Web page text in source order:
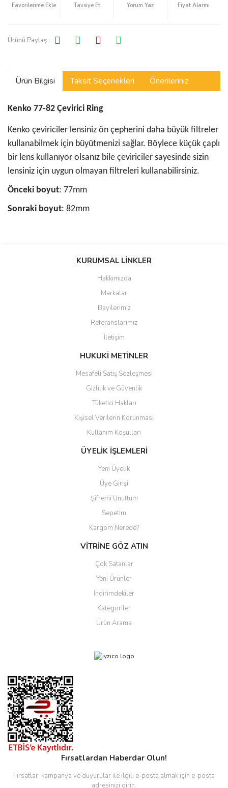
Tavsiye Et Yorum Yaz Fiyat Alarmı
Ürünü Paylaş :
Ürün Bilgisi Taksit Seçenekleri Önerileriniz
Kenko 77-82 Çevirici Ring
Kenko çeviriciler lensiniz ön çepherini daha büyük filtreler
kullanabilmek için büyütmenizi sağlar. Böylece küçük çaplı
bir lens kullanıyor olsanız bile çeviriciler sayesinde sizin
lensiniz için uygun olmayan filtreleri kullanabilirsiniz.
Önceki boyut: 77mm
Sonraki boyut: 82mm
tarafımıza iletebilirsiniz.
Ürün resmi kalitesiz, bozuk veya görüntülenemiyor.
Ürün açıklamasında eksik bilgiler bulunuyor.
Ürün bilgilerinde hatalar bulunuyor.
Ürün fiyatı diğer sitelerden daha pahalı.
Bu ürüne benzer farklı alternatifler olmalı.
Gönder
KURUMSAL LİNKLER
Hakkımızda
Markalar
Bayilerimiz
Referanslarımız
İletişim
HUKUKİ METİNLER
Mesafeli Satış Sözleşmesi
Gizlilik ve Güvenlik
Tüketici Hakları
Kişisel Verilerin Korunması
Kullanım Koşulları
ÜYELİK İŞLEMLERİ
Yeni Üyelik
Üye Girişi
Şifremi Unuttum
Sepetim
Kargom Nerede?
VİTRİNE GÖZ ATIN
Çok Satanlar
Yeni Ürünler
İndirimdekiler
Kategoriler
Ürün Arama
Fırsatlardan Haberdar Olun!
Fırsatlar, kampanya ve duyurular ile ilgili e-posta almak için e-posta
adresinizi girin.